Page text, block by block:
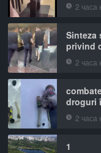
2 часа
Sinteza
privind
2 часа
droguri
2 часа
1